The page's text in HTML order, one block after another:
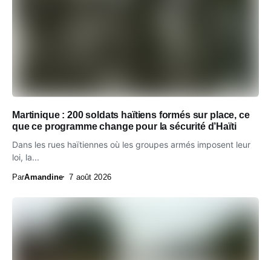
Martinique : 200 soldats haïtiens formés sur place, ce
que ce programme change pour la sécurité d’Haïti
Dans les rues haïtiennes où les groupes armés imposent leur
loi, la...
ParAmandine 7 août 2026